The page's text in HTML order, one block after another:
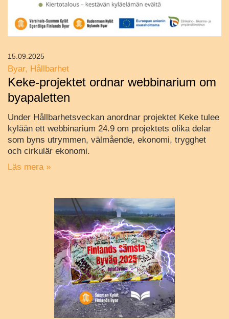
Byar Hållbarhet
Keke-projektet ordnar webbinarium om
byapaletten
Under Hållbarhetsveckan anordnar projektet Keke tulee
kylään ett webbinarium 24.9 om projektets olika delar
som byns utrymmen, välmående, ekonomi, trygghet
och cirkulär ekonomi.
Läs mera »
15.09.2025